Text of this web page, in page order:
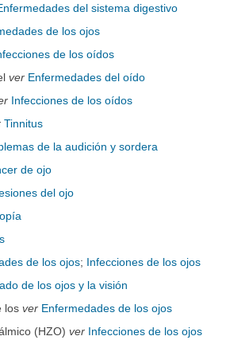
del sistema digestivo
de los ojos
de los oídos
ver Enfermedades del oído
Infecciones de los oídos
Tinnitus
de la audición y sordera
de ojo
del ojo
de los ojos; Infecciones de los ojos
de los ojos y la visión
los ver Enfermedades de los ojos
(HZO) ver Infecciones de los ojos